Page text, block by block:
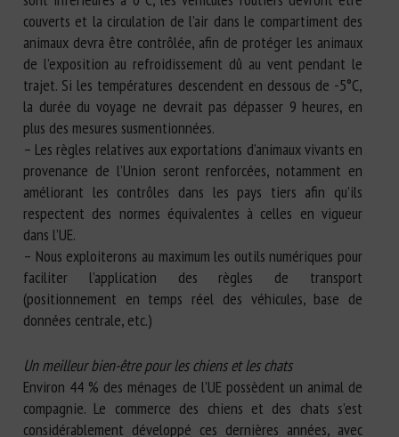
couverts et la circulation de l’air dans le compartiment des
animaux devra être contrôlée, afin de protéger les animaux
de l’exposition au refroidissement dû au vent pendant le
trajet. Si les températures descendent en dessous de -5°C,
la durée du voyage ne devrait pas dépasser 9 heures, en
plus des mesures susmentionnées.
– Les règles relatives aux exportations d’animaux vivants en
provenance de l’Union seront renforcées, notamment en
améliorant les contrôles dans les pays tiers afin qu’ils
respectent des normes équivalentes à celles en vigueur
dans l’UE.
– Nous exploiterons au maximum les outils numériques pour
faciliter l’application des règles de transport
(positionnement en temps réel des véhicules, base de
données centrale, etc.)
Un meilleur bien-être pour les chiens et les chats
Environ 44 % des ménages de l’UE possèdent un animal de
compagnie. Le commerce des chiens et des chats s’est
considérablement développé ces dernières années, avec